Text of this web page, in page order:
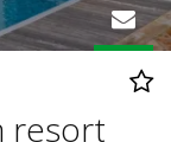
resort